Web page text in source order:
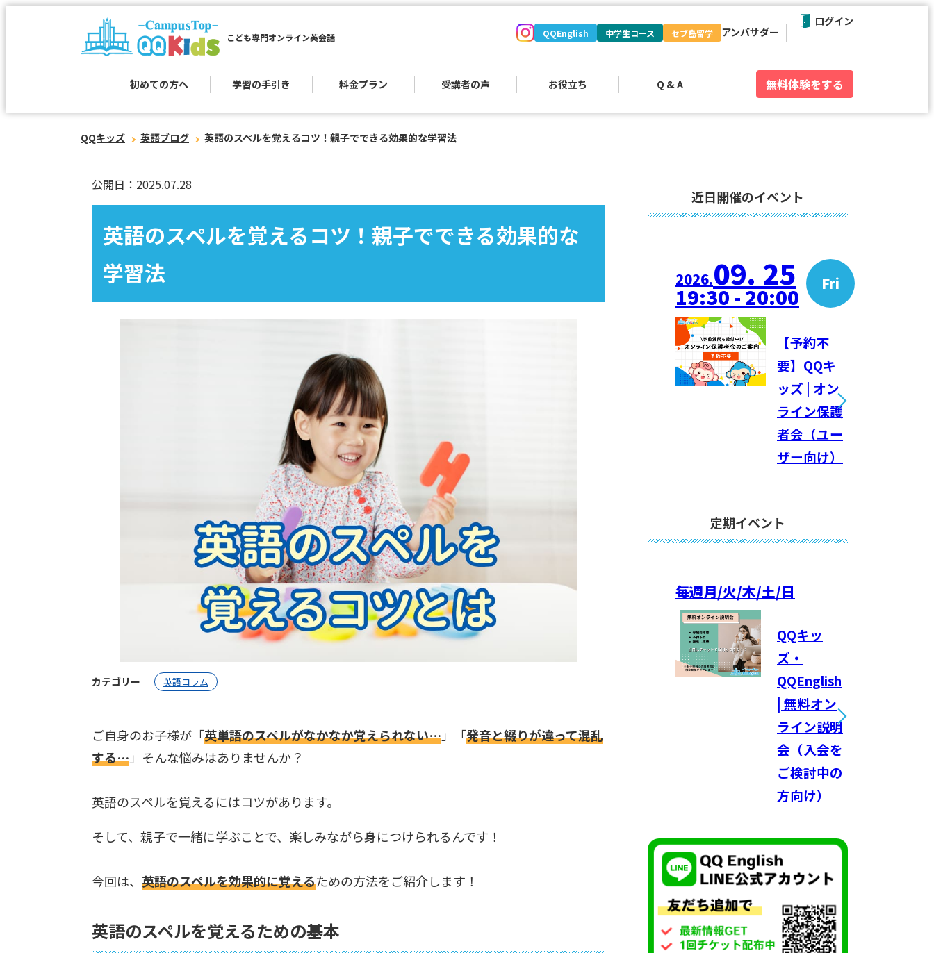
こども専門オンライン英会話
初めての方へ 学習の手引き 料金プラン 受講者の声 お役立ち Q & A
QQEnglish 中学生コース セブ島留学 アンバサダー
無料体験をする
ログイン
QQキッズ 英語ブログ 英語のスペルを覚えるコツ！親子でできる効果的な学習法
公開日：2025.07.28
英語のスペルを覚えるコツ！親子でできる効果的な
学習法
カテゴリー 英語コラム
ご自身のお子様が「英単語のスペルがなかなか覚えられない…」「発音と綴りが違って混乱
する…」そんな悩みはありませんか？
英語のスペルを覚えるにはコツがあります。
そして、親子で一緒に学ぶことで、楽しみながら身につけられるんです！
今回は、 英語のスペルを効果的に覚えるための方法をご紹介します！
英語のスペルを覚えるための基本
近日開催のイベント
2026.09. 25 Fri
19:30 - 20:00
【予約不
要】QQキ
ッズ | オン
ライン保護
者会（ユー
ザー向け）
定期イベント
毎週月/火/木/土/日
QQキッ
ズ・
QQEnglish
| 無料オン
ライン説明
会（入会を
ご検討中の
方向け）